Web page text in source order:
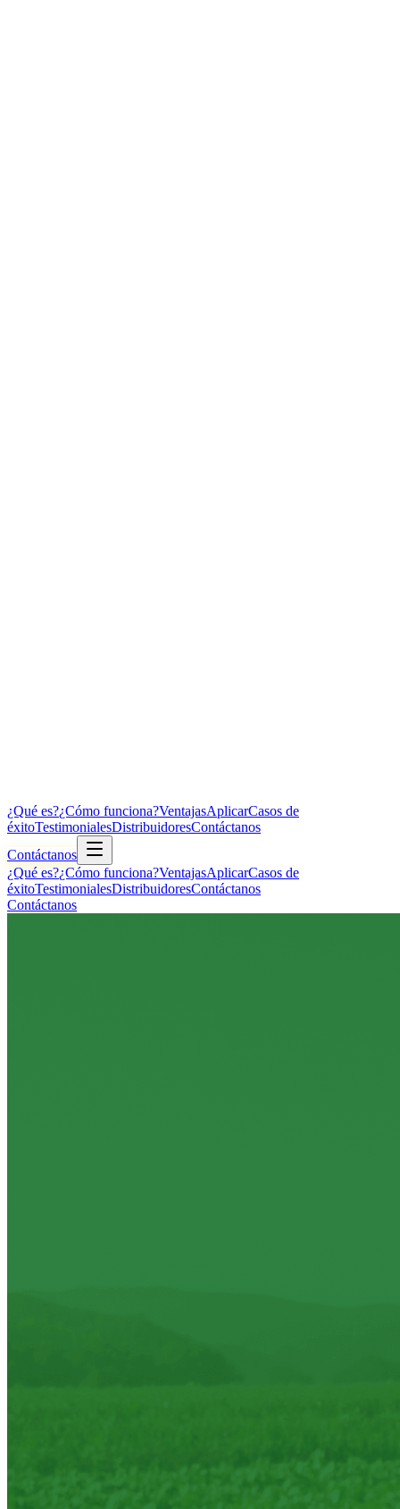
¿Qué es?¿Cómo funciona?VentajasAplicarCasos de
éxitoTestimonialesDistribuidoresContáctanos
Contáctanos
¿Qué es?¿Cómo funciona?VentajasAplicarCasos de
éxitoTestimonialesDistribuidoresContáctanos
Contáctanos